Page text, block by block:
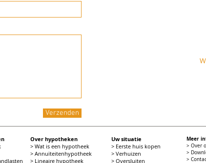
Verzenden
Over hypotheken
> Wat is een hypotheek
> Annuïteitenhypotheek
> Lineaire hypotheek
Uw situatie
> Eerste huis kopen
> Verhuizen
> Oversluiten
Meer
> Over
>
>